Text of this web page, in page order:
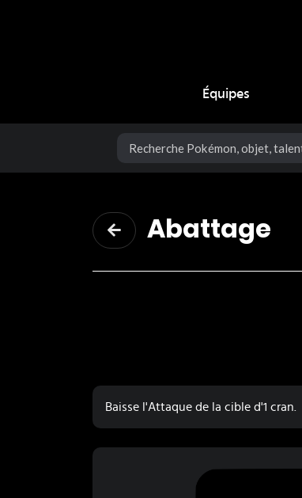
Équipes
Abattage
Baisse l'Attaque de la cible d'1 cran.